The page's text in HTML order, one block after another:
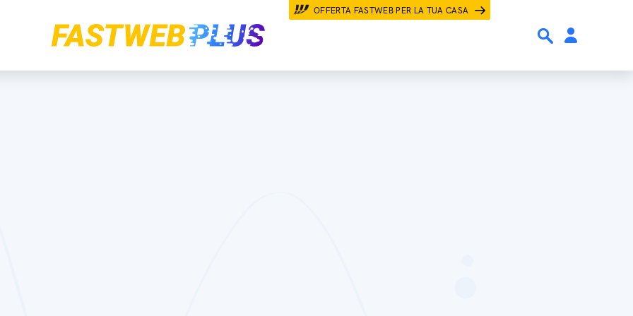
OFFERTA FASTWEB PER LA TUA CASA